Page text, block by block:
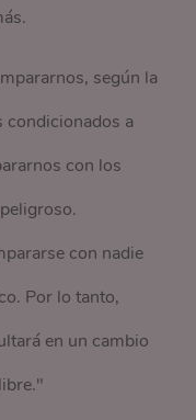
según la
condicionados a
con los
con nadie
Por lo tanto,
en un cambio